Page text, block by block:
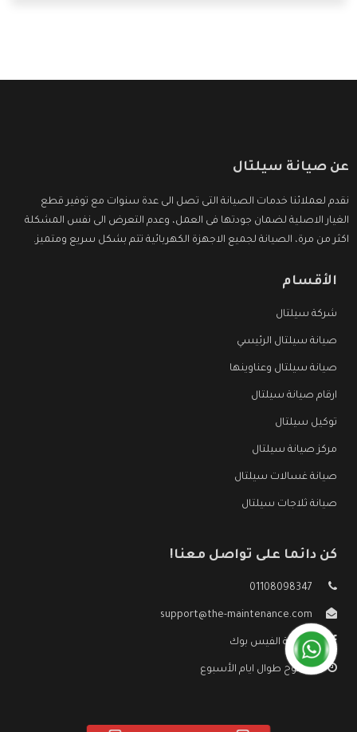
عن صيانة سيلتال
نقدم لعملائنا خدمات الصيانة التى تصل الى عدة سنوات مع توفير قطع
الغيار الاصلية لضمان جودتها فى العمل، وعدم التعرض الى نفس المشكلة
اكثر من مرة، الصيانة لجميع الاجهزة الكهربائية تتم بشكل سريع ومتميز.
الأقسام
شركة سيلتال
صيانة سيلتال الرئيسي
صيانة سيلتال وعناوينها
ارقام صيانة سيلتال
توكيل سيلتال
مركز صيانة سيلتال
صيانة غسالات سيلتال
صيانة ثلاجات سيلتال
كن دائما على تواصل معنا!
01108098347
support@the-maintenance.com
صفحة الفيس بوك
مفتوح طوال ايام الأسبوع